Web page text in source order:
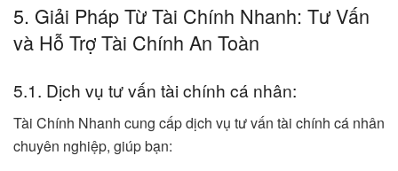
5. Giải Pháp Từ Tài Chính Nhanh: Tư Vấn
và Hỗ Trợ Tài Chính An Toàn
5.1. Dịch vụ tư vấn tài chính cá nhân:
Tài Chính Nhanh cung cấp dịch vụ tư vấn tài chính cá nhân
chuyên nghiệp, giúp bạn: